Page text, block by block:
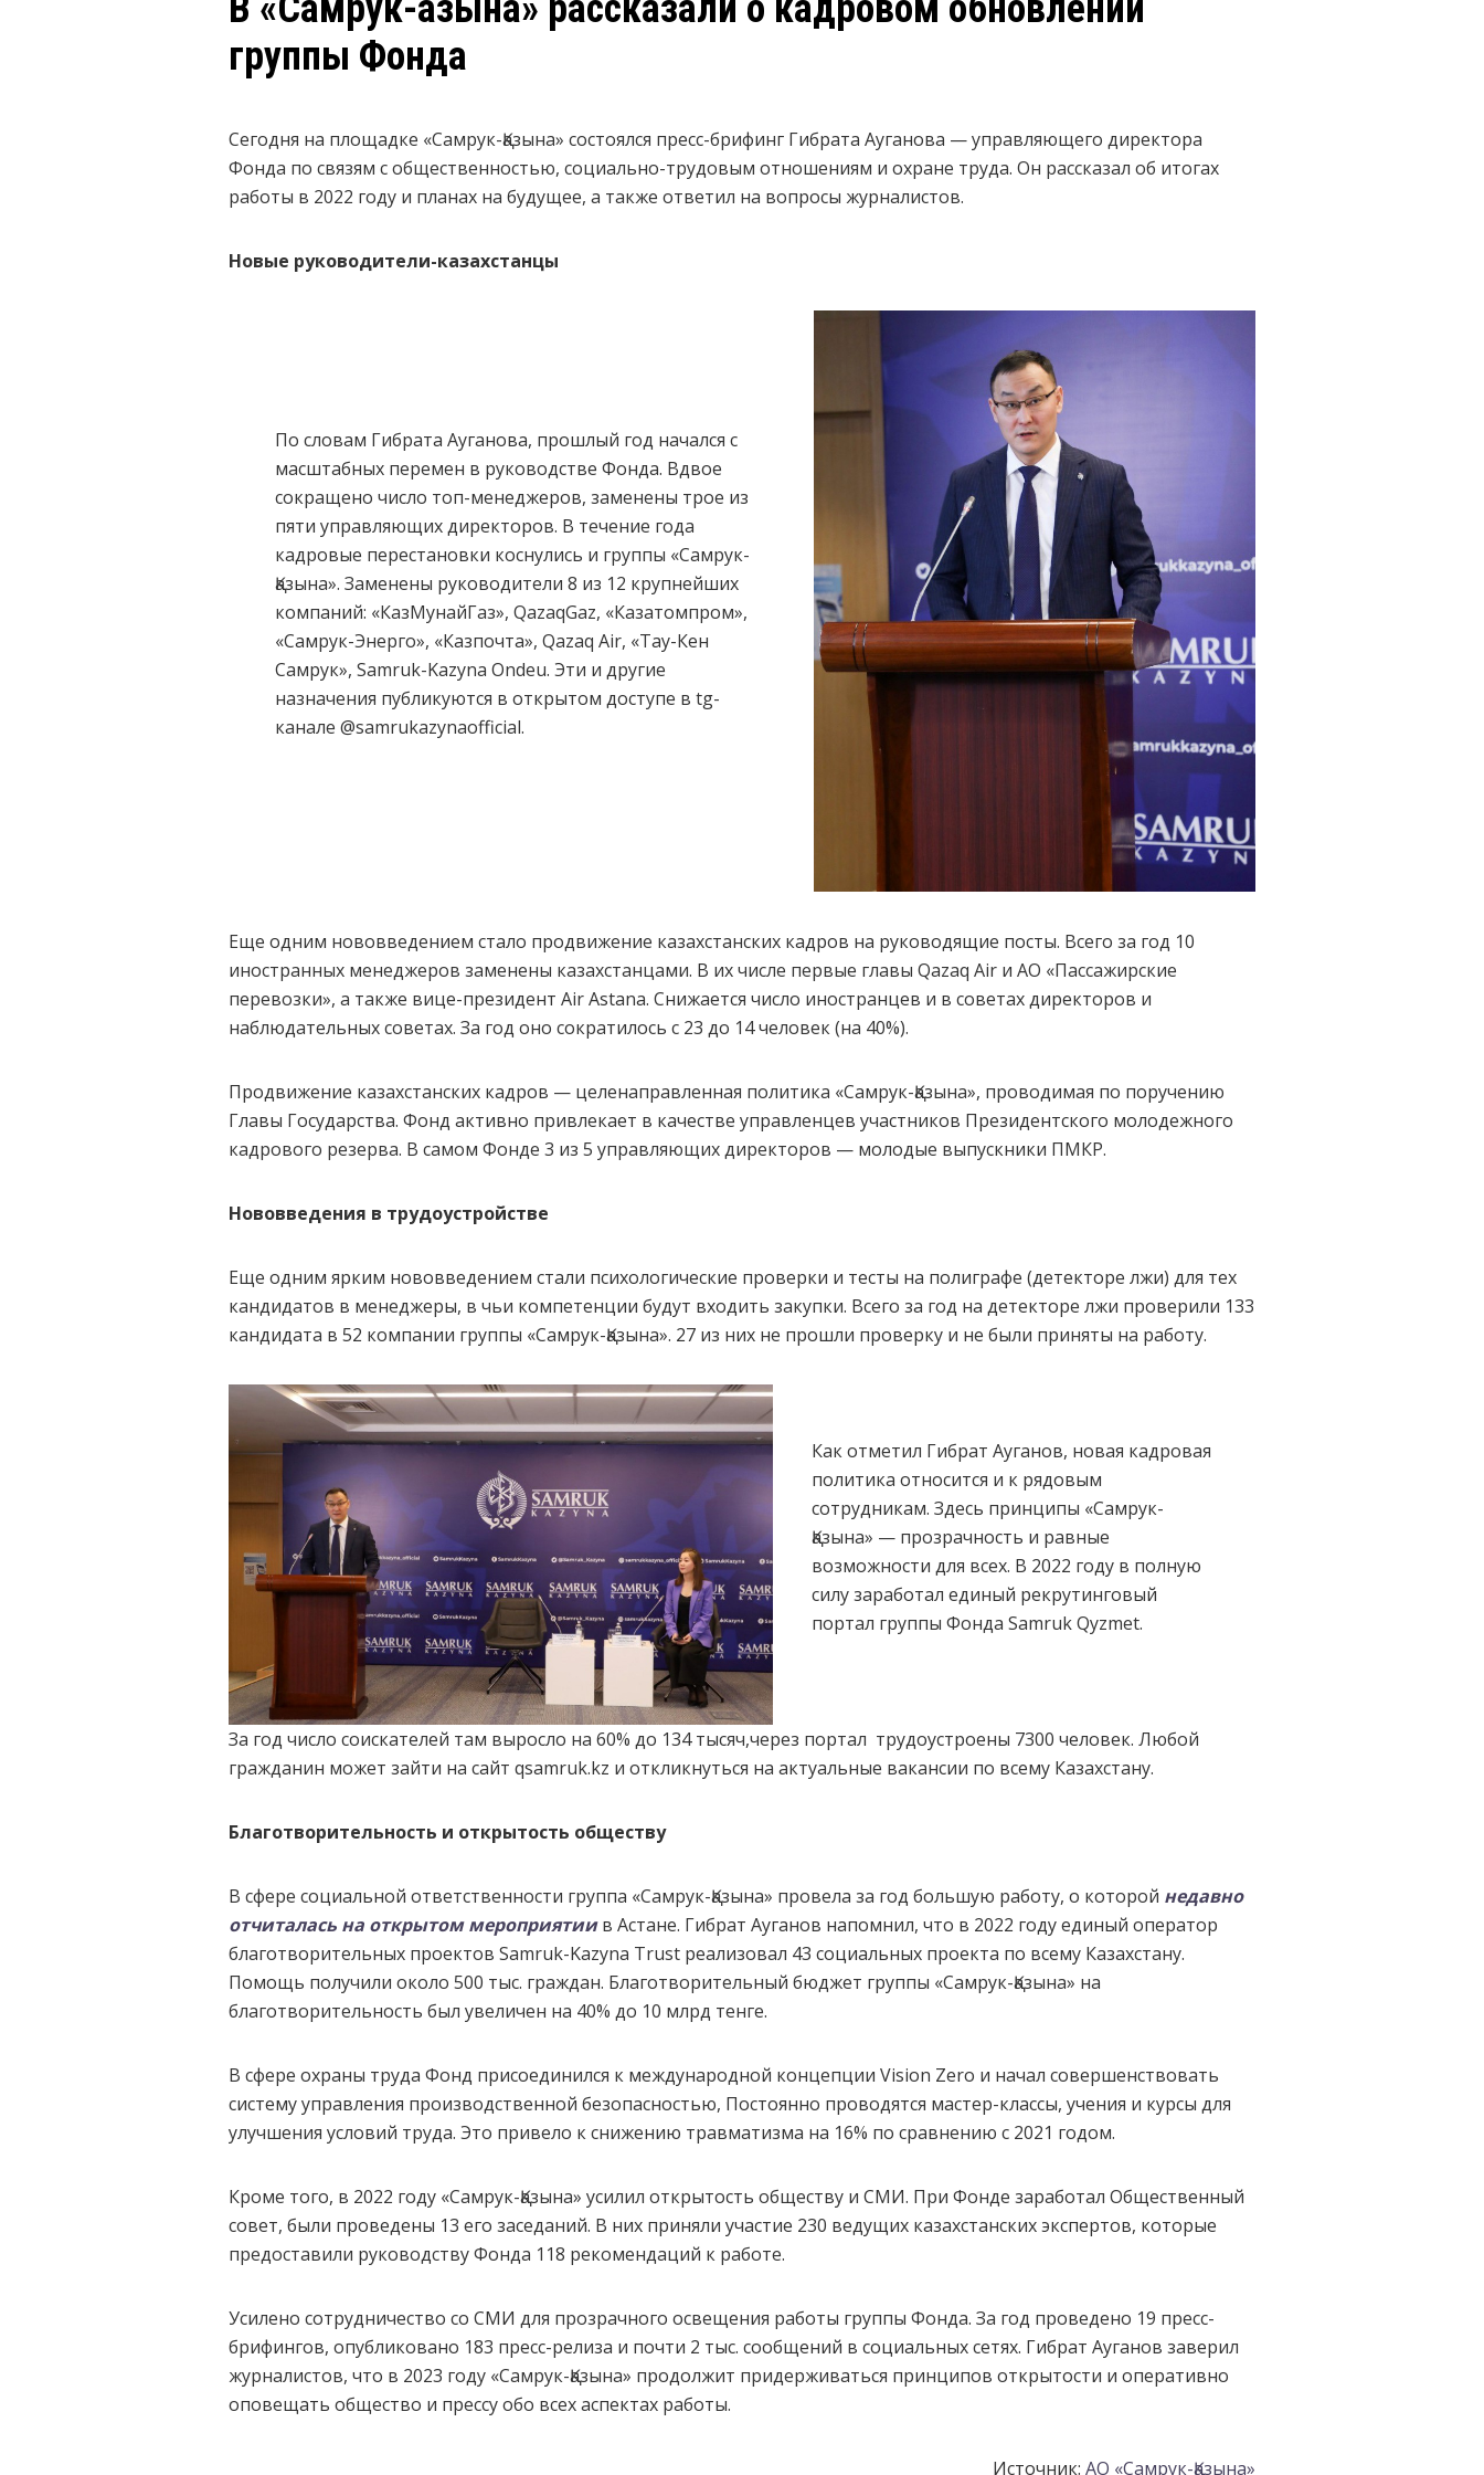
группы Фонда
Сегодня на площадке «Самрук-Қазына» состоялся пресс-брифинг Гибрата Ауганова — управляющего директора
Фонда по связям с общественностью, социально-трудовым отношениям и охране труда. Он рассказал об итогах
работы в 2022 году и планах на будущее, а также ответил на вопросы журналистов.
Новые руководители-казахстанцы
По словам Гибрата Ауганова, прошлый год начался с
масштабных перемен в руководстве Фонда. Вдвое
сокращено число топ-менеджеров, заменены трое из
пяти управляющих директоров. В течение года
кадровые перестановки коснулись и группы «Самрук-
Қазына». Заменены руководители 8 из 12 крупнейших
компаний: «КазМунайГаз», QazaqGaz, «Казатомпром»,
«Самрук-Энерго», «Казпочта», Qazaq Air, «Тау-Кен
Самрук», Samruk-Kazyna Ondeu. Эти и другие
назначения публикуются в открытом доступе в tg-
канале @samrukazynaofficial.
Еще одним нововведением стало продвижение казахстанских кадров на руководящие посты. Всего за год 10
иностранных менеджеров заменены казахстанцами. В их числе первые главы Qazaq Air и АО «Пассажирские
перевозки», а также вице-президент Air Astana. Снижается число иностранцев и в советах директоров и
наблюдательных советах. За год оно сократилось с 23 до 14 человек (на 40%).
Продвижение казахстанских кадров — целенаправленная политика «Самрук-Қазына», проводимая по поручению
Главы Государства. Фонд активно привлекает в качестве управленцев участников Президентского молодежного
кадрового резерва. В самом Фонде 3 из 5 управляющих директоров — молодые выпускники ПМКР.
Нововведения в трудоустройстве
Еще одним ярким нововведением стали психологические проверки и тесты на полиграфе (детекторе лжи) для тех
кандидатов в менеджеры, в чьи компетенции будут входить закупки. Всего за год на детекторе лжи проверили 133
кандидата в 52 компании группы «Самрук-Қазына». 27 из них не прошли проверку и не были приняты на работу.
Как отметил Гибрат Ауганов, новая кадровая
политика относится и к рядовым
сотрудникам. Здесь принципы «Самрук-
Қазына» — прозрачность и равные
возможности для всех. В 2022 году в полную
силу заработал единый рекрутинговый
портал группы Фонда Samruk Qyzmet.
За год число соискателей там выросло на 60% до 134 тысяч,через портал трудоустроены 7300 человек. Любой
гражданин может зайти на сайт qsamruk.kz и откликнуться на актуальные вакансии по всему Казахстану.
Благотворительность и открытость обществу
В сфере социальной ответственности группа «Самрук-Қазына» провела за год большую работу, о которой недавно
отчиталась на открытом мероприятиив Астане. Гибрат Ауганов напомнил, что в 2022 году единый оператор
благотворительных проектов Samruk-Kazyna Trust реализовал 43 социальных проекта по всему Казахстану.
Помощь получили около 500 тыс. граждан. Благотворительный бюджет группы «Самрук-Қазына» на
благотворительность был увеличен на 40% до 10 млрд тенге.
В сфере охраны труда Фонд присоединился к международной концепции Vision Zero и начал совершенствовать
систему управления производственной безопасностью, Постоянно проводятся мастер-классы, учения и курсы для
улучшения условий труда. Это привело к снижению травматизма на 16% по сравнению с 2021 годом.
Кроме того, в 2022 году «Самрук-Қазына» усилил открытость обществу и СМИ. При Фонде заработал Общественный
совет, были проведены 13 его заседаний. В них приняли участие 230 ведущих казахстанских экспертов, которые
предоставили руководству Фонда 118 рекомендаций к работе.
Усилено сотрудничество со СМИ для прозрачного освещения работы группы Фонда. За год проведено 19 пресс-
брифингов, опубликовано 183 пресс-релиза и почти 2 тыс. сообщений в социальных сетях. Гибрат Ауганов заверил
журналистов, что в 2023 году «Самрук-Қазына» продолжит придерживаться принципов открытости и оперативно
оповещать общество и прессу обо всех аспектах работы.
Источник: АО «Самрук-Қазына»